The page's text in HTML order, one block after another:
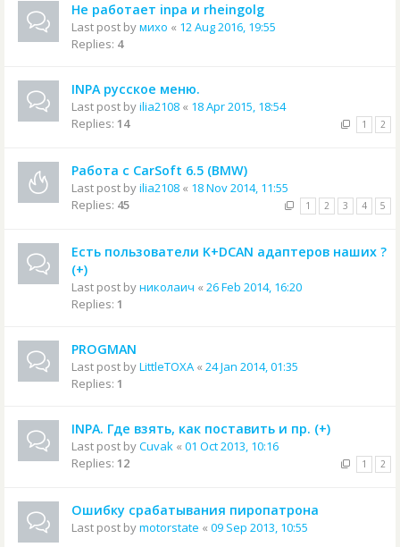
Не работает inpa и rheingolg
Last post byмихо « 12 Aug 2016, 19:55
Replies: 4
INPA русское меню.
Last post byilia2108 « 18 Apr 2015, 18:54
Replies: 14 1 2
Работа с CarSoft 6.5 (BMW)
Last post byilia2108 « 18 Nov 2014, 11:55
Replies: 45 1 2 3 4 5
Есть пользователи K+DCAN адаптеров наших ?
(+)
Last post byниколаич « 26 Feb 2014, 16:20
Replies: 1
PROGMAN
Last post byLittleTOXA « 24 Jan 2014, 01:35
Replies: 1
INPA. Где взять, как поставить и пр. (+)
Last post byCuvak « 01 Oct 2013, 10:16
Replies: 12 1 2
Ошибку срабатывания пиропатрона
Last post bymotorstate « 09 Sep 2013, 10:55